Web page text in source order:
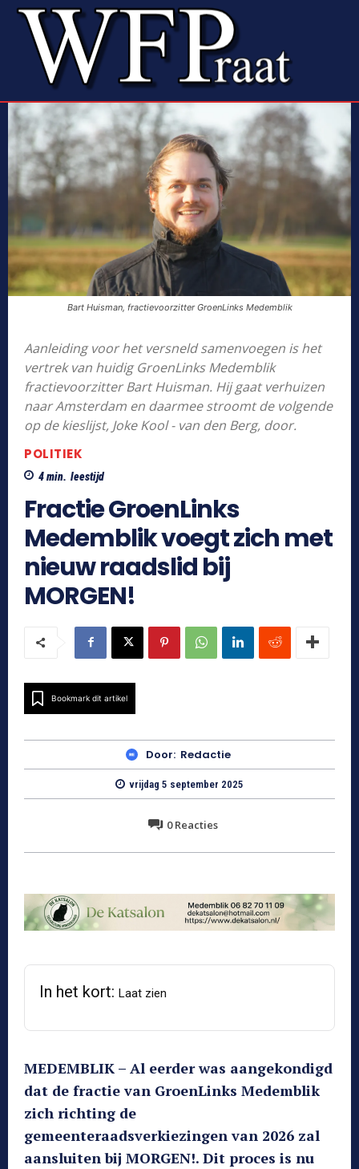
Bart Huisman, fractievoorzitter GroenLinks Medemblik
Aanleiding voor het versneld samenvoegen is het
vertrek van huidig GroenLinks Medemblik
fractievoorzitter Bart Huisman. Hij gaat verhuizen
naar Amsterdam en daarmee stroomt de volgende
op de kieslijst, Joke Kool - van den Berg, door.
POLITIEK
4min. leestijd
Fractie GroenLinks
Medemblik voegt zich met
nieuw raadslid bij
MORGEN!
Bookmark dit artikel
Door: Redactie
vrijdag 5 september 2025
0Reacties
In het kort: Laat zien
MEDEMBLIK – Al eerder was aangekondigd
dat de fractie van GroenLinks Medemblik
zich richting de
gemeenteraadsverkiezingen van 2026 zal
aansluiten bij MORGEN!. Dit proces is nu